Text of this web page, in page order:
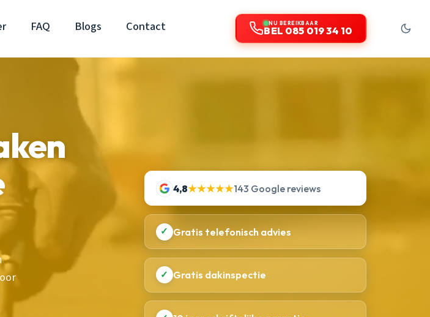
FAQ Blogs Contact NU BEREIKBAAR
BEL 085 019 34 10
4,8★★★★★143 Google reviews
✓ Gratis telefonisch advies
✓ Gratis dakinspectie